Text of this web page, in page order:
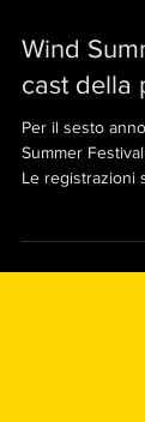
Wind
cast della
Per il sesto
Summer
Le registrazioni